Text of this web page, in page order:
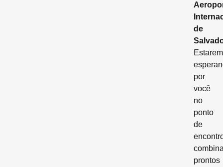
de
por
você
no
ponto
de
prontos